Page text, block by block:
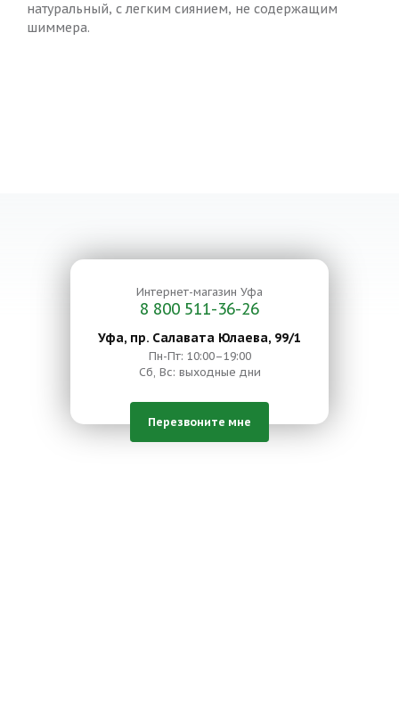
натуральный, с легким сиянием, не содержащим
шиммера.
Интернет-магазин Уфа
8 800 511-36-26
Уфа, пр. Салавата Юлаева, 99/1
Пн-Пт: 10:00–19:00
Сб, Вс: выходные дни
Перезвоните мне